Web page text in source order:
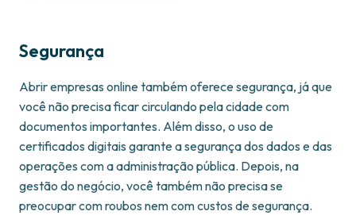
Segurança
Abrir empresas online também oferece segurança, já que
você não precisa ficar circulando pela cidade com
documentos importantes. Além disso, o uso de
certificados digitais garante a segurança dos dados e das
operações com a administração pública. Depois, na
gestão do negócio, você também não precisa se
preocupar com roubos nem com custos de segurança.